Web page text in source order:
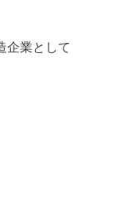
企業として